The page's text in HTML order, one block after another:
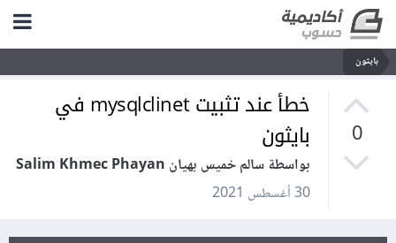
بايثون
0
خطأ عند تثبيت mysqlclinet في
بايثون
بواسطة سالم خميس بهيان Salim Khmec Phayan
30 أغسطس 2021